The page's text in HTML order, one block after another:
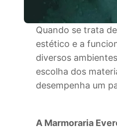
Quando se trata
estético e a
diversos
escolha dos
desempenha um
A Marmoraria